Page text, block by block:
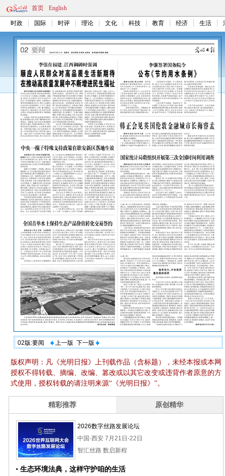
首页 English
时政 国际 时评 理论 文化 科技 教育 经济 生活
02版:要闻 上一版 下一版
版权声明：凡《光明日报》上刊载作品（含标题），未经本报或本网
授权不得转载、摘编、改编、篡改或以其它改变或违背作者原意的方
式使用，授权转载的请注明来源“《光明日报》”。